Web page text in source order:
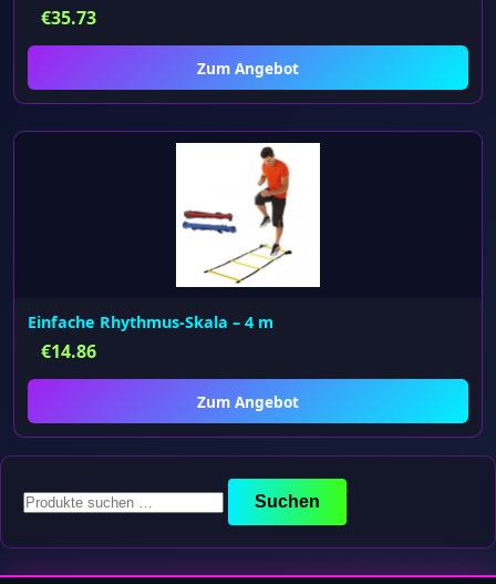
€35.73
Zum Angebot
Einfache Rhythmus-Skala – 4 m
€14.86
Zum Angebot
Suchen
nach:
Suchen